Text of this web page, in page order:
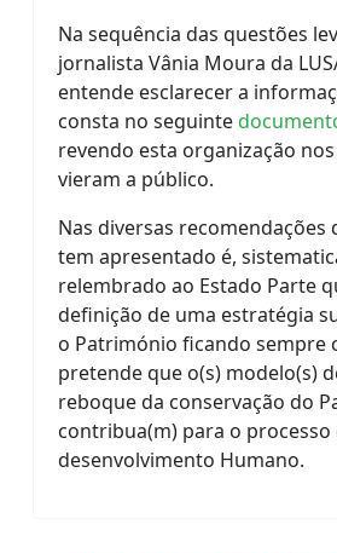
Na sequência das questões
jornalista Vânia Moura da
entende esclarecer a
consta no seguinte
revendo esta organização
vieram a público.
Nas diversas recomendações
tem apresentado é,
relembrado ao Estado Parte
definição de uma estratégia
o Património ficando sempre
pretende que o(s) modelo(s)
reboque da conservação do
contribua(m) para o processo
desenvolvimento Humano.